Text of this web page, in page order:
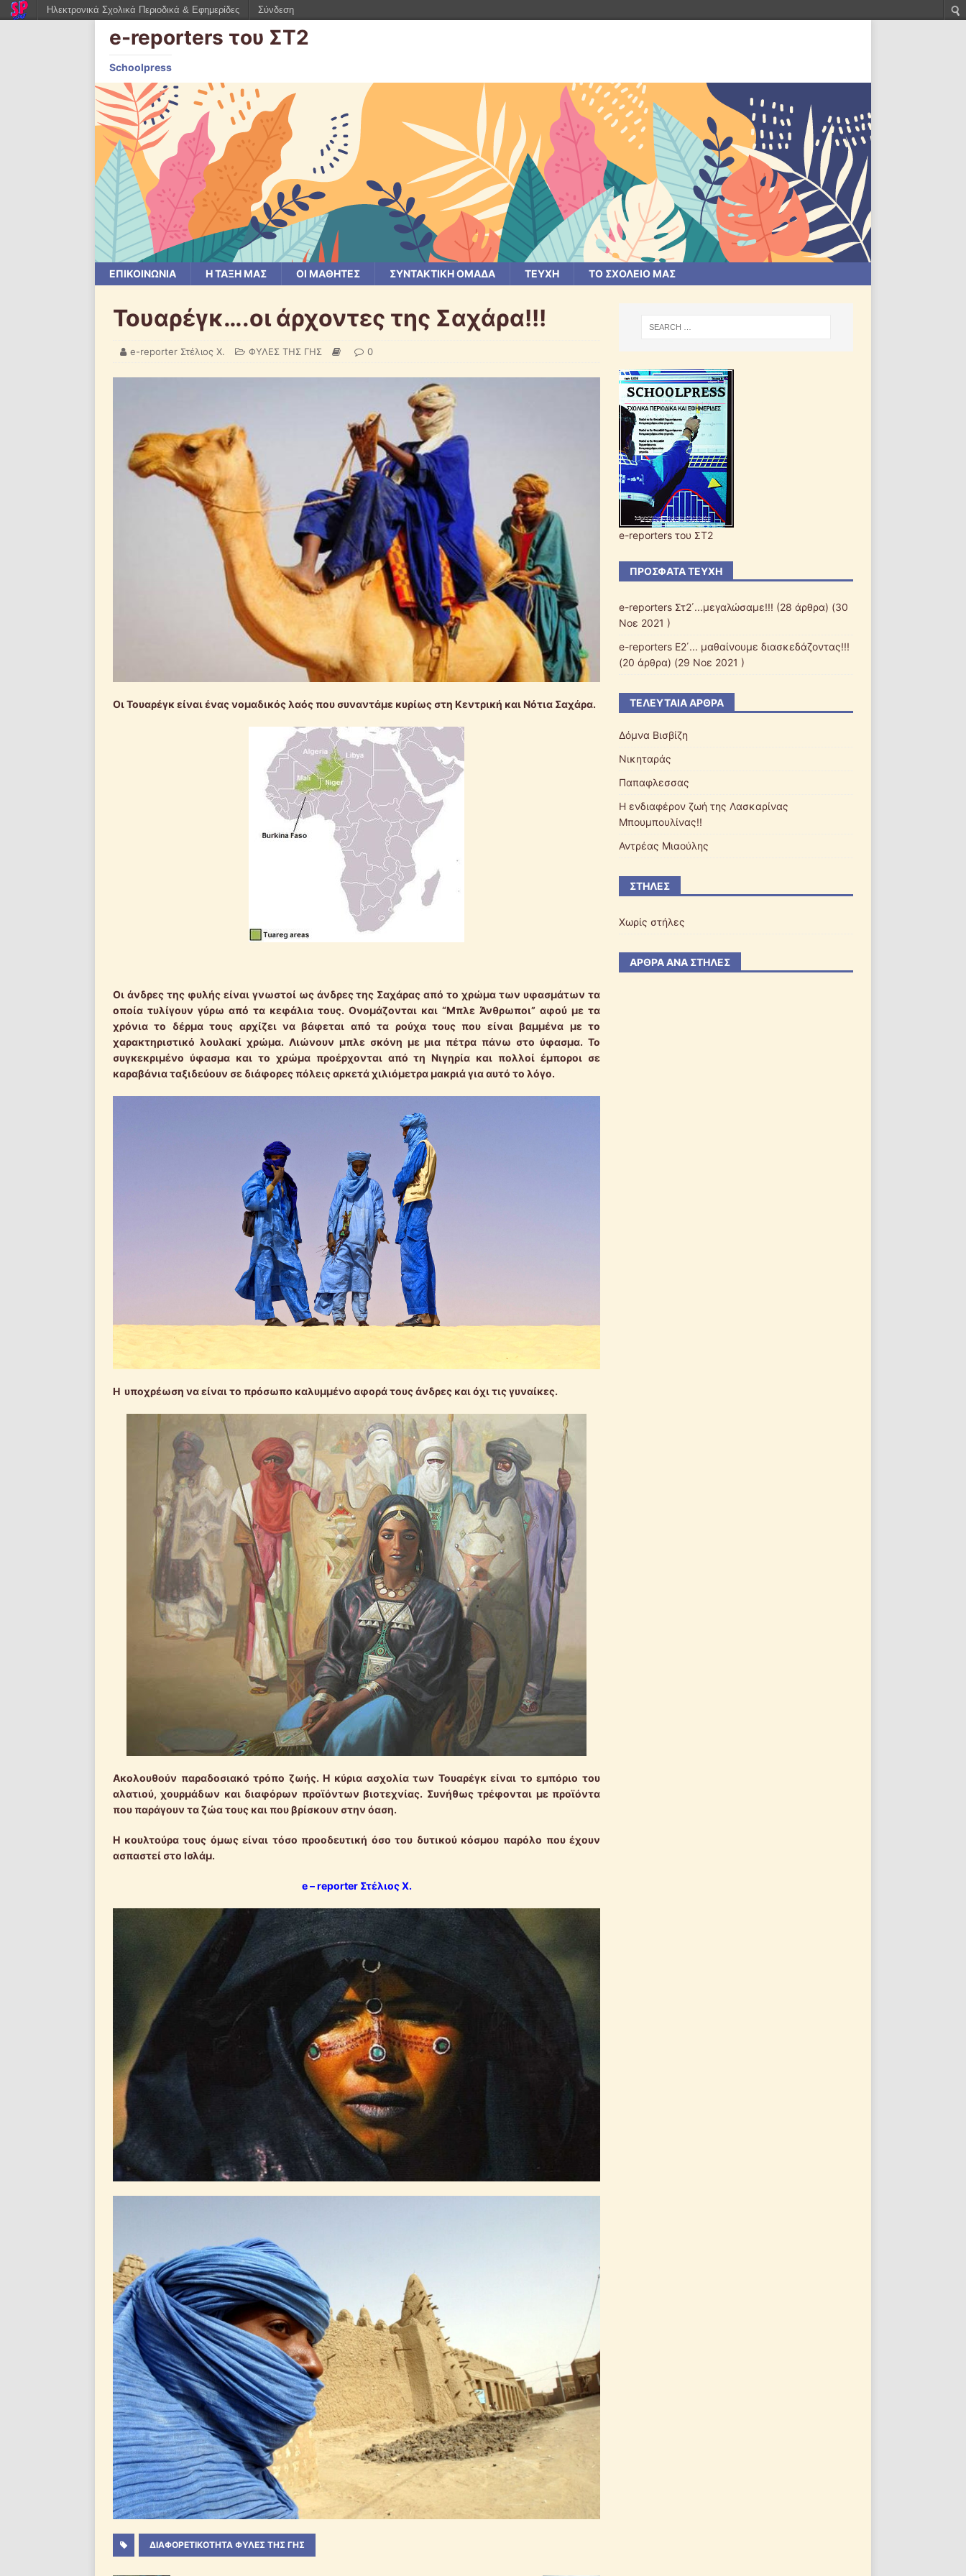
e-reporters του ΣΤ2
Schoolpress
ΕΠΙΚΟΙΝΩΝΙΑ Η ΤΑΞΗ ΜΑΣ ΟΙ ΜΑΘΗΤΕΣ ΣΥΝΤΑΚΤΙΚΗ ΟΜΑΔΑ ΤΕΥΧΗ ΤΟ ΣΧΟΛΕΙΟ ΜΑΣ
Τουαρέγκ….οι άρχοντες της Σαχάρα!!!
e-reporter Στέλιος Χ. ΦΥΛΕΣ ΤΗΣ ΓΗΣ 0
Οι Τουαρέγκ είναι ένας νομαδικός λαός που συναντάμε κυρίως στη Κεντρική και Νότια Σαχάρα.
Οι άνδρες της φυλής είναι γνωστοί ως άνδρες της Σαχάρας από το χρώμα των υφασμάτων τα
οποία τυλίγουν γύρω από τα κεφάλια τους. Ονομάζονται και “Μπλε Άνθρωποι” αφού με τα
χρόνια το δέρμα τους αρχίζει να βάφεται από τα ρούχα τους που είναι βαμμένα με το
χαρακτηριστικό λουλακί χρώμα. Λιώνουν μπλε σκόνη με μια πέτρα πάνω στο ύφασμα. Το
συγκεκριμένο ύφασμα και το χρώμα προέρχονται από τη Νιγηρία και πολλοί έμποροι σε
καραβάνια ταξιδεύουν σε διάφορες πόλεις αρκετά χιλιόμετρα μακριά για αυτό το λόγο.
Η υποχρέωση να είναι το πρόσωπο καλυμμένο αφορά τους άνδρες και όχι τις γυναίκες.
Ακολουθούν παραδοσιακό τρόπο ζωής. Η κύρια ασχολία των Τουαρέγκ είναι το εμπόριο του
αλατιού, χουρμάδων και διαφόρων προϊόντων βιοτεχνίας. Συνήθως τρέφονται με προϊόντα
που παράγουν τα ζώα τους και που βρίσκουν στην όαση.
Η κουλτούρα τους όμως είναι τόσο προοδευτική όσο του δυτικού κόσμου παρόλο που έχουν
ασπαστεί στο Ισλάμ.
e – reporter Στέλιος Χ.
ΔΙΑΦΟΡΕΤΙΚΟΤΗΤΑ ΦΥΛΕΣ ΤΗΣ ΓΗΣ
e-reporters του ΣΤ2
ΠΡΌΣΦΑΤΑ ΤΕΎΧΗ
e-reporters Στ2΄...μεγαλώσαμε!!! (28 άρθρα) (30
Νοε 2021 )
e-reporters Ε2΄... μαθαίνουμε διασκεδάζοντας!!!
(20 άρθρα) (29 Νοε 2021 )
ΤΕΛΕΥΤΑΊΑ ΆΡΘΡΑ
Δόμνα Βισβίζη
Νικηταράς
Παπαφλεσσας
Η ενδιαφέρον ζωή της Λασκαρίνας
Μπουμπουλίνας!!
Αντρέας Μιαούλης
ΣΤΉΛΕΣ
Χωρίς στήλες
ΆΡΘΡΑ ΑΝΆ ΣΤΉΛΕΣ
Ηλεκτρονικά Σχολικά Περιοδικά & Εφημερίδες Σύνδεση